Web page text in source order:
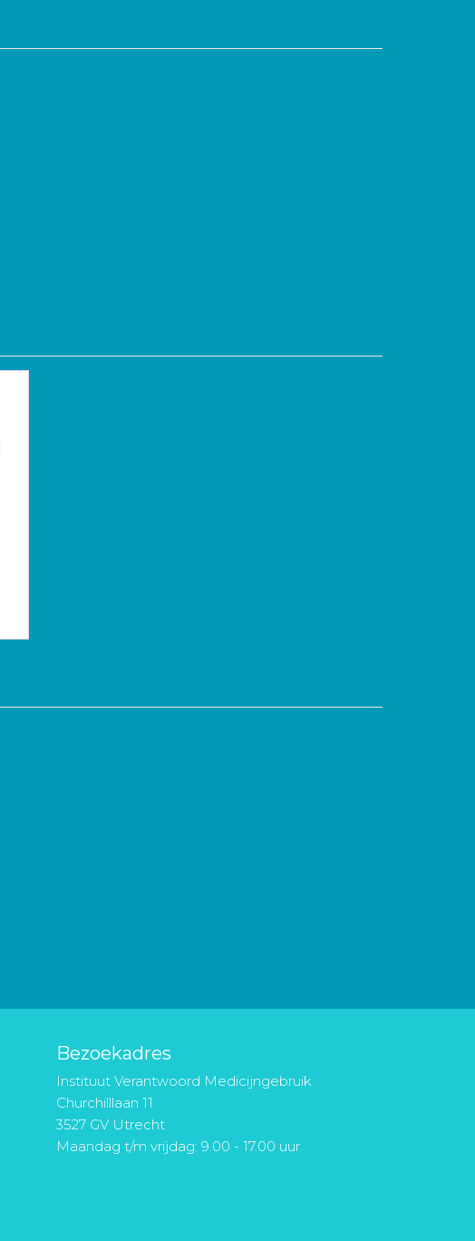
Bezoekadres
Instituut Verantwoord Medicijngebruik
Churchilllaan 11
3527 GV Utrecht
Maandag t/m vrijdag: 9.00 - 17.00 uur